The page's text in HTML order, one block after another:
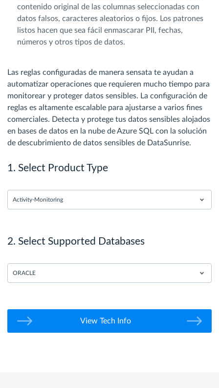
contenido original de las columnas seleccionadas con
datos falsos, caracteres aleatorios o fijos. Los patrones
listos hacen que sea fácil enmascarar PII, fechas,
números y otros tipos de datos.
Las reglas configuradas de manera sensata te ayudan a
automatizar operaciones que requieren mucho tiempo para
monitorear y proteger datos sensibles. La configuración de
reglas es altamente escalable para ajustarse a varios fines
comerciales. Detecta y protege tus datos sensibles alojados
en bases de datos en la nube de Azure SQL con la solución
de descubrimiento de datos sensibles de DataSunrise.
1. Select Product Type
Activity-Monitoring
2. Select Supported Databases
ORACLE
View Tech Info